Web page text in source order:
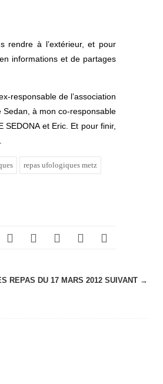
rendre à l’extérieur, et pour
informations et de partages
responsable de l’association
à mon co-responsable
et Eric. Et pour finir,
repas ufologiques metz
REPAS DU 17 MARS 2012 SUIVANT →